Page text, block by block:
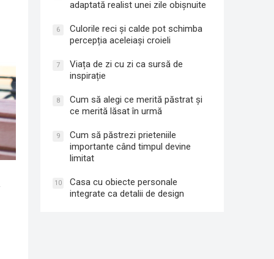
adaptată realist unei zile obișnuite
6
Culorile reci și calde pot schimba
percepția aceleiași croieli
7
Viața de zi cu zi ca sursă de
inspirație
8
Cum să alegi ce merită păstrat și
ce merită lăsat în urmă
9
Cum să păstrezi prieteniile
importante când timpul devine
limitat
10
Casa cu obiecte personale
integrate ca detalii de design